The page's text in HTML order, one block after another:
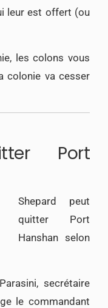
leur est offert (ou
les colons vous
colonie va cesser
Port
Shepard peut
quitter Port
Hanshan selon
secrétaire
le commandant